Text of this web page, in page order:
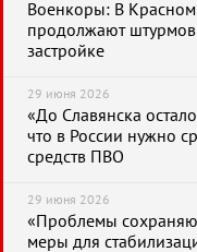
Военкоры: В
продолжают
застройке
29 июня 2026
«До Славянска
что в России нужно
средств ПВО
29 июня 2026
«Проблемы
меры для